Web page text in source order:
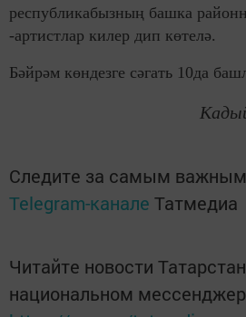
республикабызның башка
-артистлар килер дип көтелә.
Бәйрәм көндезге сәгать 10да
Следите за самым
Telegram-канале Татмедиа
Читайте новости
национальном